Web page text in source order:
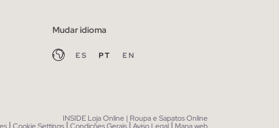
Mudar idioma
ES PT EN
INSIDE Loja Online | Roupa e Sapatos Online
| | | |